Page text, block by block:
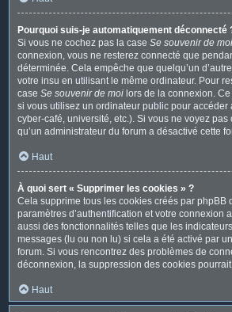
Pourquoi suis-je automatiquement déconnecté
Si vous ne cochez pas la case Se souvenir de moi
connexion, vous ne resterez connecté que
déterminée. Cela empêche que quelqu’un
votre insu en utilisant le même ordinateur. Pour
case Se souvenir de moi lors de la connexion.
si vous utilisez un ordinateur public pour accéder
cyber-café, université, etc.). Si vous ne voyez pas
qu’un administrateur du forum a désactivé cette
Haut
À quoi sert « Supprimer les cookies » ?
Cela supprime tous les cookies créés par phpBB
paramètres d’authentification et votre connexion
aussi des fonctionnalités telles que les
messages (lu ou non lu) si cela a été activé par
forum. Si vous rencontrez des problèmes de
déconnexion, la suppression des cookies
Haut